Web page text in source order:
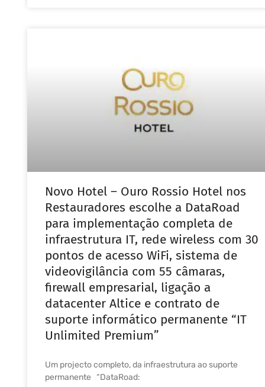
Novo Hotel – Ouro Rossio Hotel nos
Restauradores escolhe a DataRoad
para implementação completa de
infraestrutura IT, rede wireless com 30
pontos de acesso WiFi, sistema de
videovigilância com 55 câmaras,
firewall empresarial, ligação a
datacenter Altice e contrato de
suporte informático permanente “IT
Unlimited Premium”
Um projecto completo, da infraestrutura ao suporte
permanente “DataRoad: